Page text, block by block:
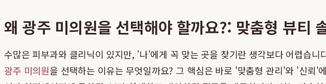
왜 광주 미의원을 선택해야 할까요?: 맞춤형 뷰티
수많은 피부과와 클리닉이 있지만, '나'에게 꼭 맞는 곳을 찾기란 생각보다 어렵습
광주 미의원을 선택하는 이유는 무엇일까요? 그 핵심은 바로 '맞춤형 관리'와 '신뢰'